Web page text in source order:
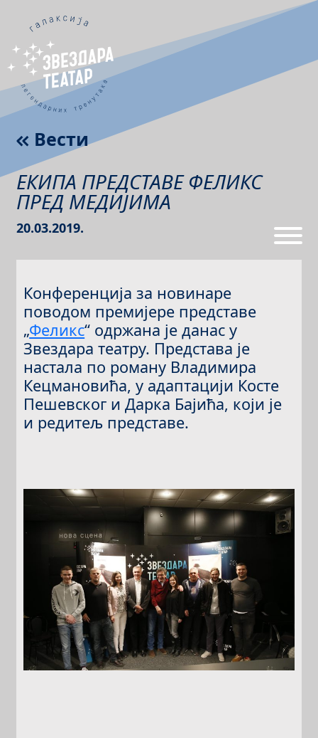
Вести
ЕКИПА ПРЕДСТАВЕ ФЕЛИКС
ПРЕД МЕДИЈИМА
20.03.2019.
Конференција за новинаре
поводом премијере представе
„Феликс“ одржана је данас у
Звездара театру. Представа је
настала по роману Владимира
Кецмановића, у адаптацији Косте
Пешевског и Дарка Бајића, који је
и редитељ представе.